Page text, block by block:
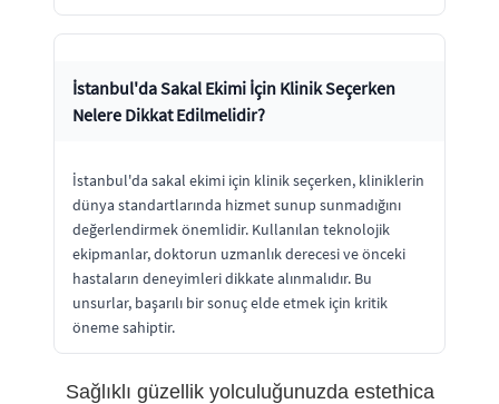
İstanbul'da Sakal Ekimi İçin Klinik Seçerken
Nelere Dikkat Edilmelidir?
İstanbul'da sakal ekimi için klinik seçerken, kliniklerin
dünya standartlarında hizmet sunup sunmadığını
değerlendirmek önemlidir. Kullanılan teknolojik
ekipmanlar, doktorun uzmanlık derecesi ve önceki
hastaların deneyimleri dikkate alınmalıdır. Bu
unsurlar, başarılı bir sonuç elde etmek için kritik
öneme sahiptir.
Sağlıklı güzellik yolculuğunuzda estethica